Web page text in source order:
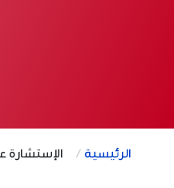
الرئيسية الإستشارة عدد 06-2024 المتعلقة بإختيار خبير لصياغة النظام الأساسي الخاص بأعوان الهيئة العامة للشراكة